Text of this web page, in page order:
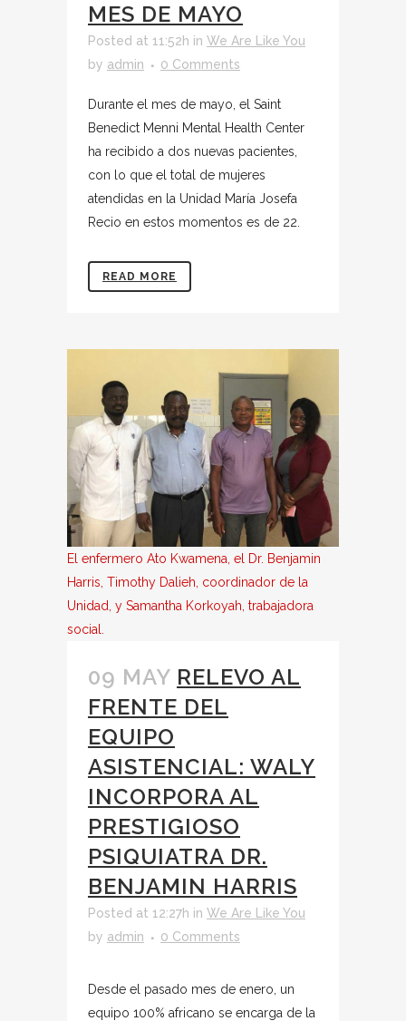
MES DE MAYO
Posted at 11:52h in We Are Like You
by admin 0 Comments
Durante el mes de mayo, el Saint
Benedict Menni Mental Health Center
ha recibido a dos nuevas pacientes,
con lo que el total de mujeres
atendidas en la Unidad María Josefa
Recio en estos momentos es de 22.
READ MORE
El enfermero Ato Kwamena, el Dr. Benjamin
Harris, Timothy Dalieh, coordinador de la
Unidad, y Samantha Korkoyah, trabajadora
social.
09 MAY RELEVO AL
FRENTE DEL
EQUIPO
ASISTENCIAL: WALY
INCORPORA AL
PRESTIGIOSO
PSIQUIATRA DR.
BENJAMIN HARRIS
Posted at 12:27h in We Are Like You
by admin 0 Comments
Desde el pasado mes de enero, un
equipo 100% africano se encarga de la